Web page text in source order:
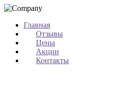
Главная
Отзывы
Цены
Акции
Контакты